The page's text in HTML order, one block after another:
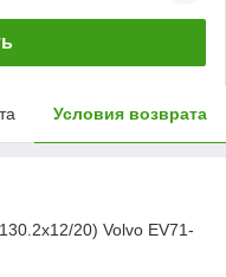
Условия возврата
20) Volvo EV71-